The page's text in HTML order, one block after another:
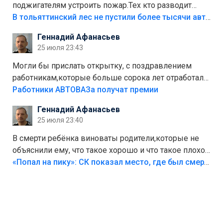
поджигателям устроить пожар.Тех кто разводит
костры,тех надо безбожно штрафовать.Камер полно
Штрафы мизерные.
В тольяттинский лес не пустили более тысячи автомобилей
Геннадий Афанасьев
25 июля 23:43
Могли бы прислать открытку, с поздравлением
работникам,которые больше сорока лет отработали
на предприятии.
Работники АВТОВАЗа получат премии
Геннадий Афанасьев
25 июля 23:40
В смерти ребёнка виноваты родители,которые не
объяснили ему, что такое хорошо и что такое плохо!
Лезть через такой забор,верх безумия,есть же
«Попал на пику»: СК показал место, где был смертельно травмирован ребенок в Тольятти